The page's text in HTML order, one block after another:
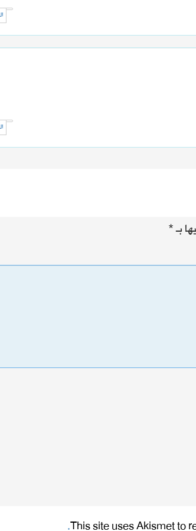
بـ*
This site uses Akismet to